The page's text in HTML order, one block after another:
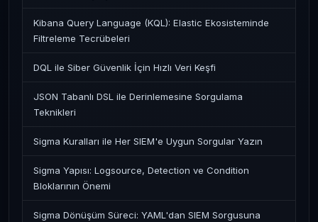
Kibana Query Language (KQL): Elastic Ekosisteminde
Filtreleme Tecrübeleri
DQL ile Siber Güvenlik İçin Hızlı Veri Keşfi
JSON Tabanlı DSL ile Derinlemesine Sorgulama
Teknikleri
Sigma Kuralları ile Her SIEM'e Uygun Sorgular Yazın
Sigma Yapısı: Logsource, Detection ve Condition
Bloklarının Önemi
Sigma Dönüşüm Süreci: YAML'dan SIEM Sorgusuna